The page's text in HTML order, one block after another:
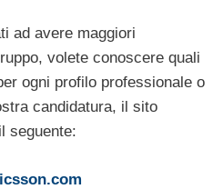
ad avere maggiori
volete conoscere quali
ogni profilo professionale o
candidatura, il sito
seguente: